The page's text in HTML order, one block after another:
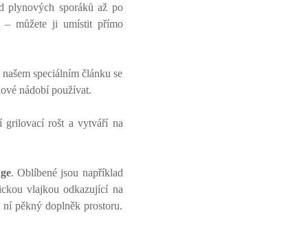
plynových sporáků až po
– můžete ji umístit přímo
speciálním článku se
nádobí používat.
grilovací rošt a vytváří na
. Oblíbené jsou například
vlajkou odkazující na
pěkný doplněk prostoru.